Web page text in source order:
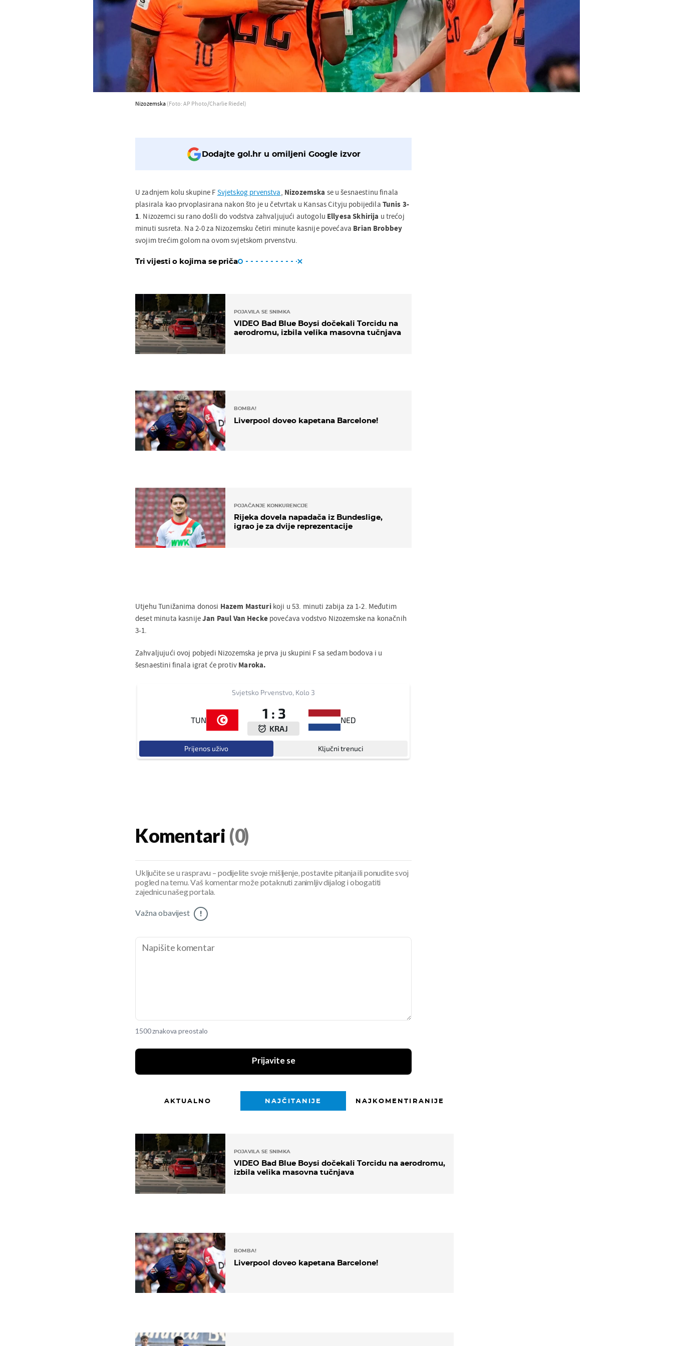
Nizozemska (Foto: AP Photo/Charlie Riedel)
Dodajte gol.hr u omiljeni Google izvor
U zadnjem kolu skupine F Svjetskog prvenstva, Nizozemska se u šesnaestinu finala
plasirala kao prvoplasirana nakon što je u četvrtak u Kansas Cityju pobijedila Tunis 3-
1. Nizozemci su rano došli do vodstva zahvaljujući autogolu EllyesaSkhirija u trećoj
minuti susreta. Na 2-0 za Nizozemsku četiri minute kasnije povećava Brian Brobbey
svojim trećim golom na ovom svjetskom prvenstvu.
Tri vijesti o kojima se priča
POJAVILA SE SNIMKA
VIDEO Bad Blue Boysi dočekali Torcidu na
aerodromu, izbila velika masovna tučnjava
BOMBA!
Liverpool doveo kapetana Barcelone!
POJAČANJE KONKURENCIJE
Rijeka dovela napadača iz Bundeslige,
igrao je za dvije reprezentacije
Utjehu Tunižanima donosi Hazem Masturi koji u 53. minuti zabija za 1-2. Međutim
deset minuta kasnijeJan Paul Van Hecke povećava vodstvo Nizozemske na konačnih
3-1.
Zahvaljujući ovoj pobjedi Nizozemska je prva ju skupini F sa sedam bodova i u
šesnaestini finala igrat će protiv Maroka.
Svjetsko Prvenstvo, Kolo 3
TUN 1 : 3
KRAJ
NED
Prijenos uživo Ključni trenuci
Komentari (0)
Uključite se u raspravu – podijelite svoje mišljenje, postavite pitanja ili ponudite svoj
pogled na temu. Vaš komentar može potaknuti zanimljiv dijalog i obogatiti
zajednicu našeg portala.
Važna obavijest !
1500 znakova preostalo
Prijavite se
AKTUALNO NAJČITANIJE NAJKOMENTIRANIJE
POJAVILA SE SNIMKA
VIDEO Bad Blue Boysi dočekali Torcidu na aerodromu,
izbila velika masovna tučnjava
BOMBA!
Liverpool doveo kapetana Barcelone!